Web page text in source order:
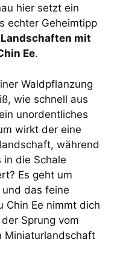
hier setzt ein
echter Geheimtipp
mit
Ee.
Waldpflanzung
wie schnell aus
unordentliches
wirkt der eine
während
die Schale
Es geht um
das feine
Chin Ee nimmt dich
Sprung vom
Miniaturlandschaft